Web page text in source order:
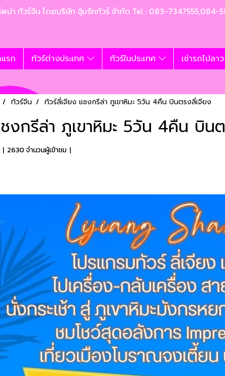
พม่า ทัวร์จีน โดยบริษัท อุ้มรักทัวร์ จำกัด Tel : 083-7347555,084-
รก ทัวร์ต่างประเทศ ทัวร์ในประเทศ เช่ารถไปลาว
ทัวร์จีน ทัวร์ลี่เจียง แชงกรีล่า ภูเขาหิมะ 5วัน 4คืน บินตรงลี่เจียง
งกรีล่า ภูเขาหิมะ 5วัน 4คืน บิน
| 2630 จำนวนผู้เข้าชม |